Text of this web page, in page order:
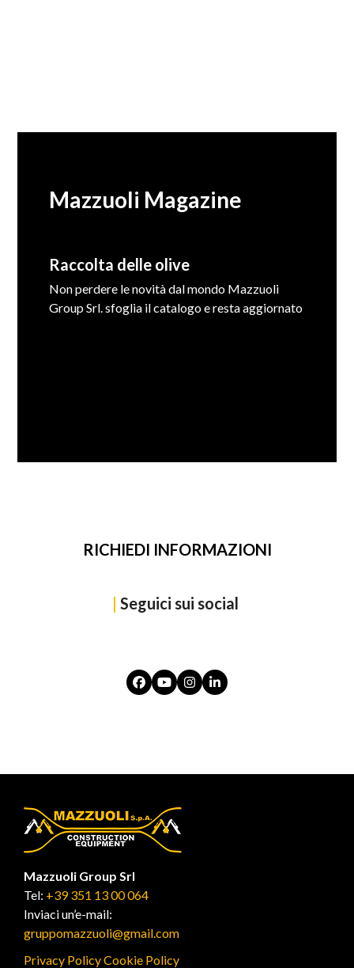
Mazzuoli Magazine
Raccolta delle olive
Non perdere le novità dal mondo Mazzuoli
Group Srl. sfoglia il catalogo e resta aggiornato
RICHIEDI INFORMAZIONI
| Seguici sui social
Facebook
YouTubeInstagram
LinkedIn
Mazzuoli Group Srl
Tel: +39 351 13 00 064
Inviaci un’e-mail:
gruppomazzuoli@gmail.com
Privacy PolicyCookie Policy